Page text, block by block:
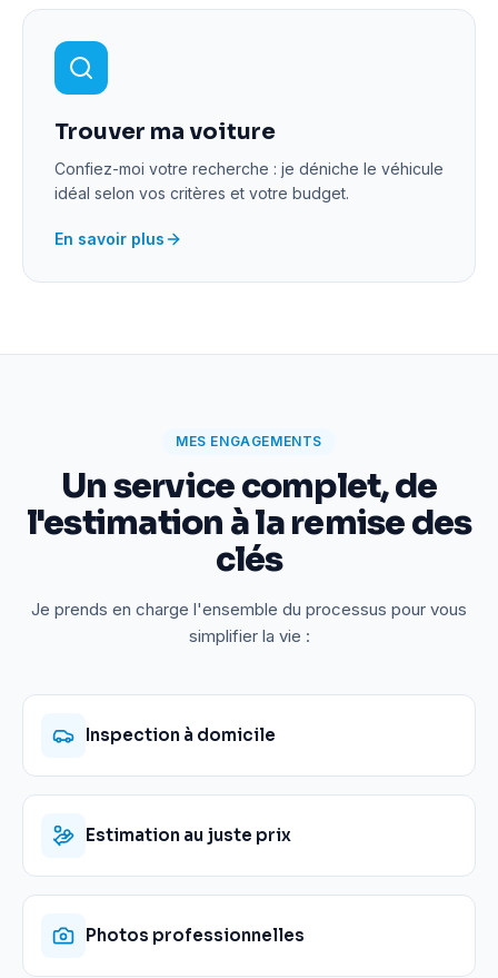
Trouver ma voiture
Confiez-moi votre recherche : je déniche le véhicule
idéal selon vos critères et votre budget.
En savoir plus
MES ENGAGEMENTS
Un service complet, de
l'estimation à la remise des
clés
Je prends en charge l'ensemble du processus pour vous
simplifier la vie :
Inspection à domicile
Estimation au juste prix
Photos professionnelles